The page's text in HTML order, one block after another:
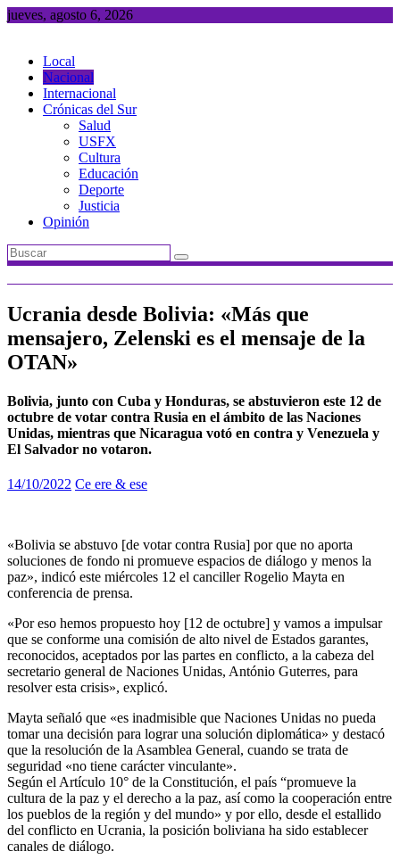
Saltar
jueves, agosto 6, 2026
Local
Nacional
Internacional
Crónicas del Sur
Salud
USFX
Cultura
Educación
Deporte
Justicia
Opinión
Ucrania desde Bolivia: «Más que
mensajero, Zelenski es el mensaje de la
OTAN»
Bolivia, junto con Cuba y Honduras, se abstuvieron este 12 de
octubre de votar contra Rusia en el ámbito de las Naciones
Unidas, mientras que Nicaragua votó en contra y Venezuela y
El Salvador no votaron.
14/10/2022 Ce ere & ese
«Bolivia se abstuvo [de votar contra Rusia] por que no aporta
soluciones de fondo ni promueve espacios de diálogo y menos la
paz», indicó este miércoles 12 el canciller Rogelio Mayta en
conferencia de prensa.
«Por eso hemos propuesto hoy [12 de octubre] y vamos a impulsar
que se conforme una comisión de alto nivel de Estados garantes,
reconocidos, aceptados por las partes en conflicto, a la cabeza del
secretario general de Naciones Unidas, António Guterres, para
resolver esta crisis», explicó.
Mayta señaló que «es inadmisible que Naciones Unidas no pueda
tomar una decisión para lograr una solución diplomática» y destacó
que la resolución de la Asamblea General, cuando se trata de
seguridad «no tiene carácter vinculante».
Según el Artículo 10° de la Constitución, el país “promueve la
cultura de la paz y el derecho a la paz, así como la cooperación entre
los pueblos de la región y del mundo» y por ello, desde el estallido
del conflicto en Ucrania, la posición boliviana ha sido establecer
canales de diálogo.